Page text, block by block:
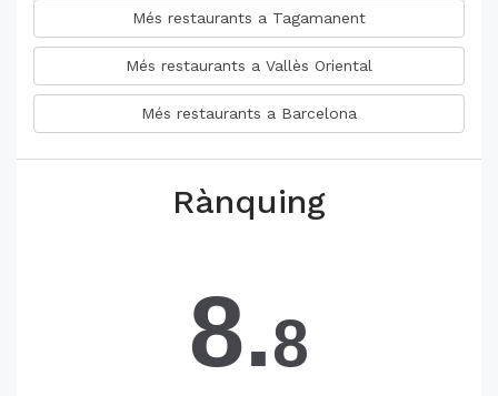
Més restaurants a Tagamanent
Més restaurants a Vallès Oriental
Més restaurants a Barcelona
Rànquing
8.8